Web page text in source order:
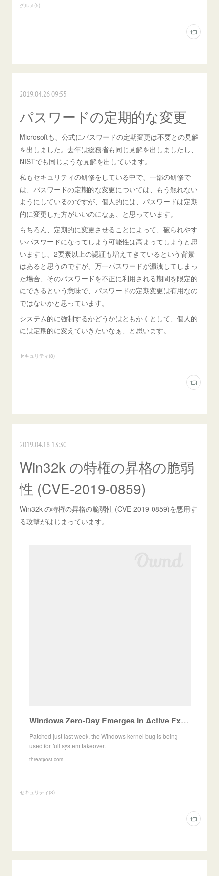
グルメ (5)
2019.04.26 09:55
パスワードの定期的な変更
Microsoftも、公式にパスワードの定期変更は不要との見解
を出しました。去年は総務省も同じ見解を出しましたし、
NISTでも同じような見解を出しています。
私もセキュリティの研修をしている中で、一部の研修で
は、パスワードの定期的な変更については、もう触れない
ようにしているのですが、個人的には、パスワードは定期
的に変更した方がいいのになぁ、と思っています。
もちろん、定期的に変更させることによって、破られやす
いパスワードになってしまう可能性は高まってしまうと思
いますし、2要素以上の認証も増えてきているという背景
はあると思うのですが、万一パスワードが漏洩してしまっ
た場合、そのパスワードを不正に利用される期間を限定的
にできるという意味で、パスワードの定期変更は有用なの
ではないかと思っています。
システム的に強制するかどうかはともかくとして、個人的
には定期的に変えていきたいなぁ、と思います。
セキュリティ (8)
2019.04.18 13:30
Win32k の特権の昇格の脆弱
性 (CVE-2019-0859)
Win32k の特権の昇格の脆弱性 (CVE-2019-0859)を悪用す
る攻撃がはじまっています。
Windows Zero-Day Emerges in Active Exploits
Patched just last week, the Windows kernel bug is being
used for full system takeover.
threatpost.com
セキュリティ (8)